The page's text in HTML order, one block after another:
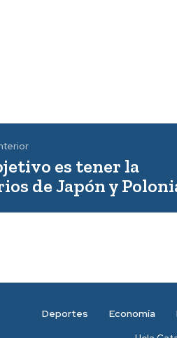
es tener la
de Japón y
Deportes Economía